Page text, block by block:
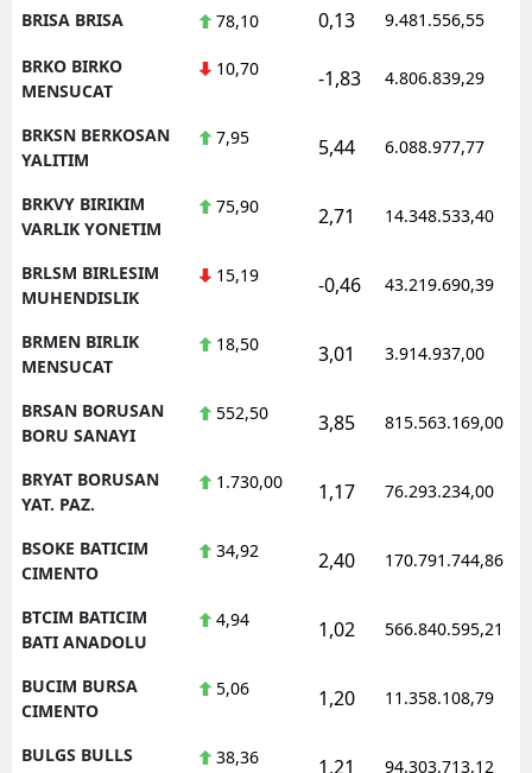
BRISA BRISA 78,10 0,13 9.481.556,55
BRKO BIRKO
MENSUCAT
10,70 -1,83 4.806.839,29
BRKSN BERKOSAN
YALITIM
7,95 5,44 6.088.977,77
BRKVY BIRIKIM
VARLIK YONETIM
75,90 2,71 14.348.533,40
BRLSM BIRLESIM
MUHENDISLIK
15,19 -0,46 43.219.690,39
BRMEN BIRLIK
MENSUCAT
18,50 3,01 3.914.937,00
BRSAN BORUSAN
BORU SANAYI
552,50 3,85 815.563.169,00
BRYAT BORUSAN
YAT. PAZ.
1.730,00 1,17 76.293.234,00
BSOKE BATICIM
CIMENTO
34,92 2,40 170.791.744,86
BTCIM BATICIM
BATI ANADOLU
4,94 1,02 566.840.595,21
BUCIM BURSA
CIMENTO
5,06 1,20 11.358.108,79
BULGS BULLS
38,36 1,21 94.303.713,12